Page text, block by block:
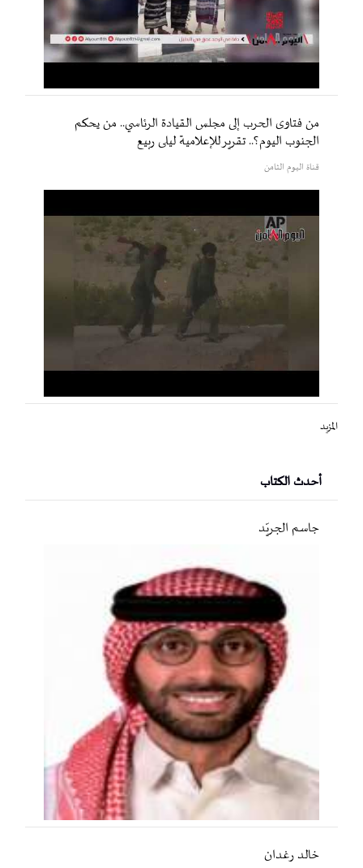
من فتاوى الحرب إلى مجلس القيادة الرئاسي.. من يحكم
الجنوب اليوم؟.. تقرير للإعلامية ليلى ربيع
قناة اليوم الثامن
المزيد
أحدث الكتاب
جاسم الجريّد
خالد رغدان